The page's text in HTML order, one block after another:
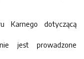
Karnego dotyczącą
jest prowadzone